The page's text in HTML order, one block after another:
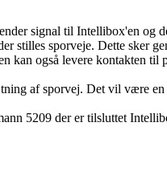
signal til Intellibox'en og
stilles sporveje. Dette
også levere kontakten til
af sporvej. Det vil være
5209 der er tilsluttet